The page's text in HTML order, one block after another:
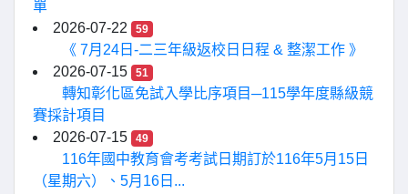
單
2026-07-22
59
《 7月24日-二三年級返校日日程 & 整潔工作 》
2026-07-15
51
轉知彰化區免試入學比序項目─115學年度縣級競
賽採計項目
2026-07-15
49
116年國中教育會考考試日期訂於116年5月15日
（星期六）、5月16日...